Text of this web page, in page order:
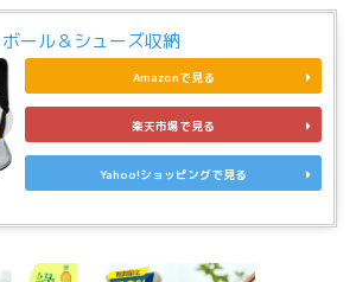
ール＆シューズ収納
Amazonで見る
楽天市場で見る
Yahoo!ショッピングで見る